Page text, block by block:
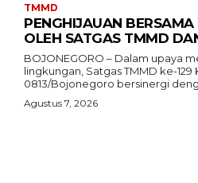
TMMD
PENGHIJAUAN
OLEH SATGAS TMMD
BOJONEGORO – Dalam upaya
lingkungan, Satgas TMMD ke-129
0813/Bojonegoro bersinergi
Agustus 7, 2026